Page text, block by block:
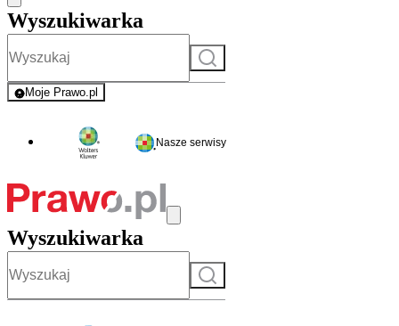
Wyszukiwarka
Szukaj
Moje Prawo.pl
- rejestracja i logowanie do serwisu
Nasze serwisy
Wyszukiwarka
Szukaj